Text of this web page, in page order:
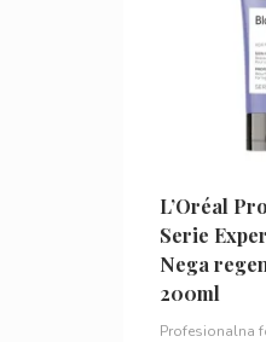
L’Oréal
Serie
Nega
200ml
Profesionalna